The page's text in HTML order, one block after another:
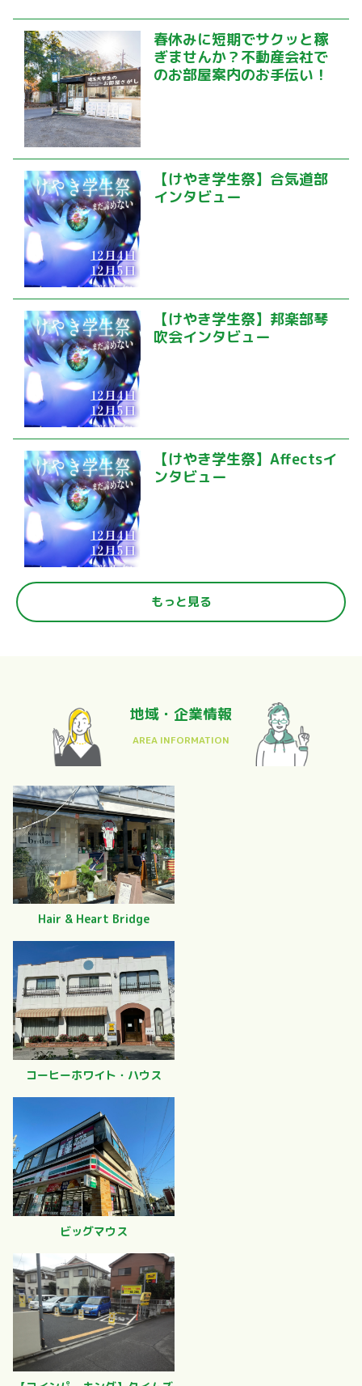
春休みに短期でサクッと稼
ぎませんか？不動産会社で
のお部屋案内のお手伝い！
【けやき学生祭】合気道部
インタビュー
【けやき学生祭】邦楽部琴
吹会インタビュー
【けやき学生祭】Affectsイ
ンタビュー
もっと見る
地域・企業情報
Hair & Heart Bridge
コーヒーホワイト・ハウス
ビッグマウス